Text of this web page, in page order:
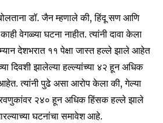
डॉ. जैन म्हणाले की, हिंदू सण आणि
वेगळ्या घटना नाहीत. त्यांनी दावा केला
देशभरात ११ पेक्षा जास्त हल्ले झाले आहेत
दिवशी झालेल्या हल्ल्यांच्या ४२ हून अधिक
त्यांनी पुढे असा आरोप केला की, गेल्या
२४० हून अधिक हिंसक हल्ले झाले
घटनांचा समावेश आहे.